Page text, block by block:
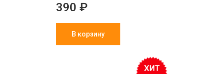
390 ₽
В корзину